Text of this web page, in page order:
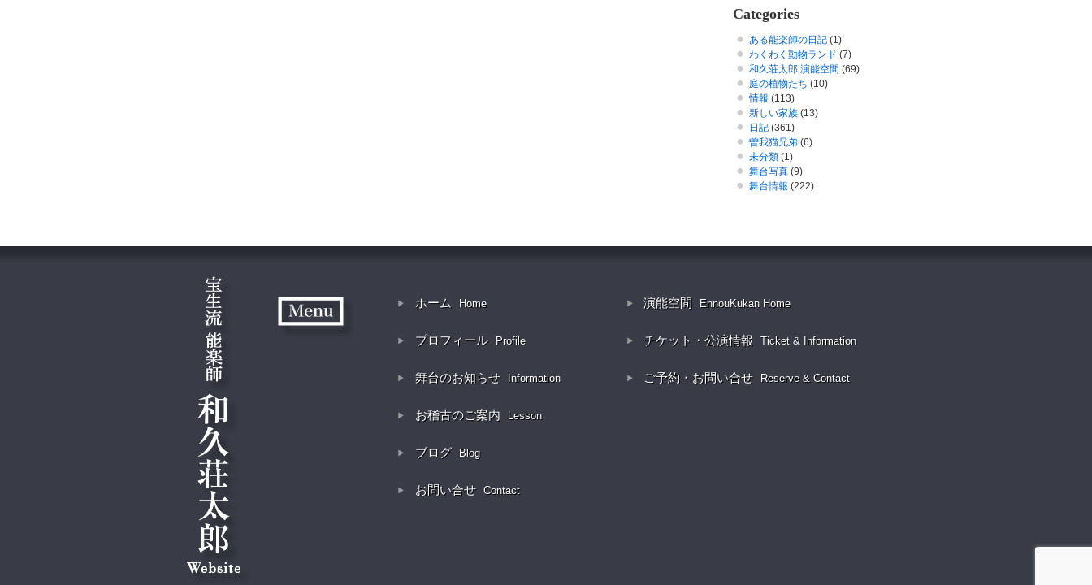
Categories
ある能楽師の日記 (1)
わくわく動物ランド (7)
和久荘太郎 演能空間 (69)
庭の植物たち (10)
情報 (113)
新しい家族 (13)
日記 (361)
曽我猫兄弟 (6)
未分類 (1)
舞台写真 (9)
舞台情報 (222)
ホーム Home
プロフィール Profile
舞台のお知らせ Information
お稽古のご案内 Lesson
ブログ Blog
お問い合せ Contact
演能空間 EnnouKukan Home
チケット・公演情報 Ticket & Information
ご予約・お問い合せ Reserve & Contact